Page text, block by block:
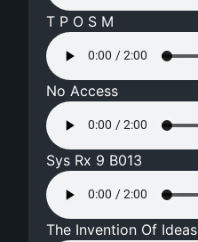
T P O S M
No Access
Sys Rx 9 B013
The Invention Of Ideas